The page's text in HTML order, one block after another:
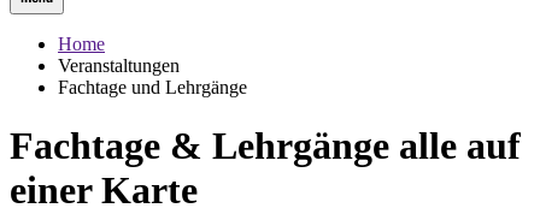
Home
Veranstaltungen
Fachtage und Lehrgänge
Fachtage & Lehrgänge alle auf
einer Karte